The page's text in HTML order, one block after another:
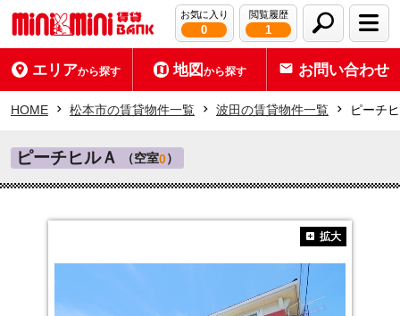
お気に入り
0
閲覧履歴
1
エリアから探す 地図から探す お問い合わせ
HOME 松本市の賃貸物件一覧 波田の賃貸物件一覧 ピーチ
ピーチヒルＡ （空室0）
拡大